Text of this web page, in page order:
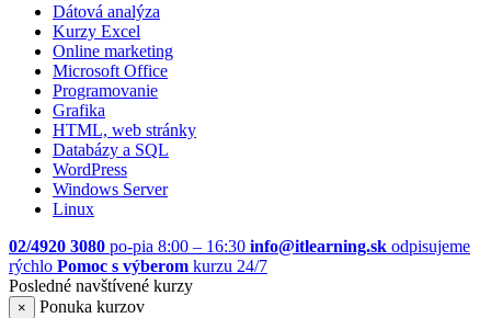
Dátová analýza
Kurzy Excel
Online marketing
Microsoft Office
Programovanie
Grafika
HTML, web stránky
Databázy a SQL
WordPress
Windows Server
Linux
02/4920 3080 po-pia 8:00 – 16:30 info@itlearning.sk odpisujeme
rýchlo Pomoc s výberom kurzu 24/7
Posledné navštívené kurzy
×
Ponuka kurzov